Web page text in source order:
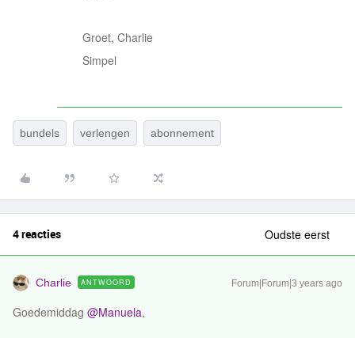
Groet, Charlie
Simpel
bundels verlengen abonnement
4 reacties Oudste eerst
Charlie ANTWOORD Forum|Forum|3 years ago
Goedemiddag @Manuela,